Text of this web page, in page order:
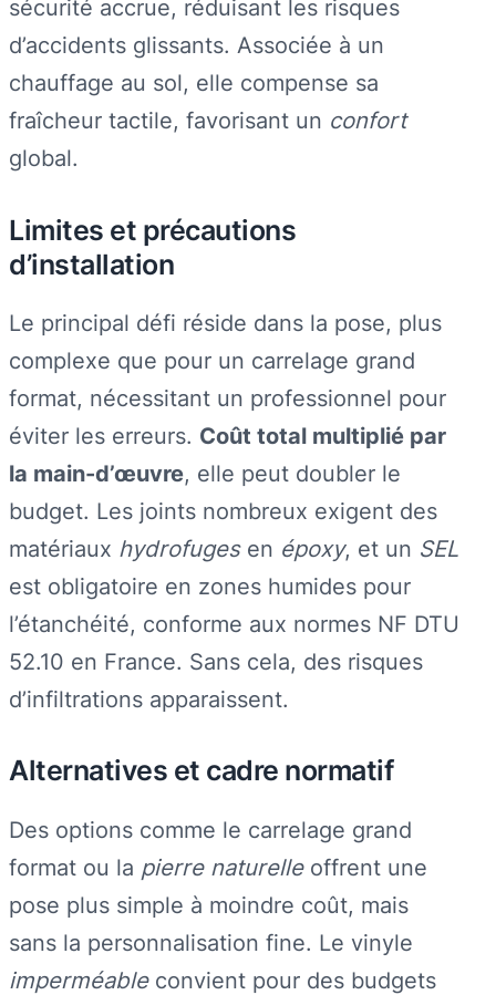
sécurité accrue, réduisant les risques
d’accidents glissants. Associée à un
chauffage au sol, elle compense sa
fraîcheur tactile, favorisant un confort
global.
Limites et précautions
d’installation
Le principal défi réside dans la pose, plus
complexe que pour un carrelage grand
format, nécessitant un professionnel pour
éviter les erreurs. Coût total multiplié par
la main-d’œuvre, elle peut doubler le
budget. Les joints nombreux exigent des
matériaux hydrofugesen époxy, et un SEL
est obligatoire en zones humides pour
l’étanchéité, conforme aux normes NF DTU
52.10 en France. Sans cela, des risques
d’infiltrations apparaissent.
Alternatives et cadre normatif
Des options comme le carrelage grand
format ou la pierre naturelleoffrent une
pose plus simple à moindre coût, mais
sans la personnalisation fine. Le vinyle
imperméableconvient pour des budgets